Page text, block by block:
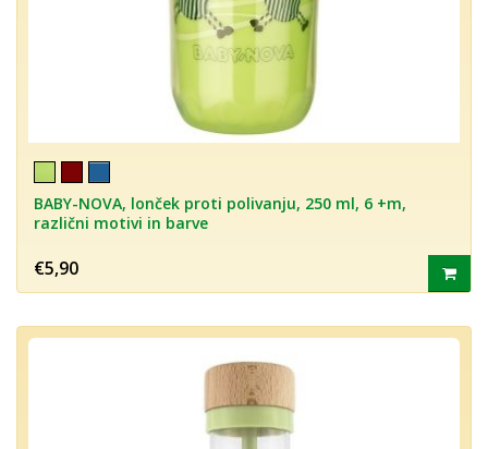
BABY-NOVA, lonček proti polivanju, 250 ml, 6 +m,
različni motivi in barve
€5,90